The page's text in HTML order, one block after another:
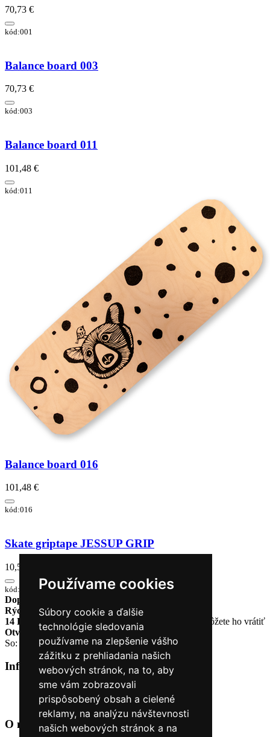
Používame cookies
Súbory cookie a ďalšie
technológie sledovania
používame na zlepšenie vášho
zážitku z prehliadania našich
webových stránok, na to, aby
sme vám zobrazovali
prispôsobený obsah a cielené
reklamy, na analýzu návštevnosti
našich webových stránok a na
70,73 €
kód:001
Balance board 003
70,73 €
kód:003
Balance board 011
101,48 €
kód:011
Balance board 016
101,48 €
kód:016
Skate griptape JESSUP GRIP
10,55 €
kód:0000002-ceffd5d452
Doprava zadarmo
Rýchle dodanieTovar Vám odošleme do 24 hodín
14 Dní na vrátenie tovaru
Ak Vám tovar nesadne, môžete ho vrátiť
Otvorené celý týždeňPo - pia: 8:30 - 16:30
So: 9:00 - 12:00
Informácie+
O nás
Kontakt
O nás +